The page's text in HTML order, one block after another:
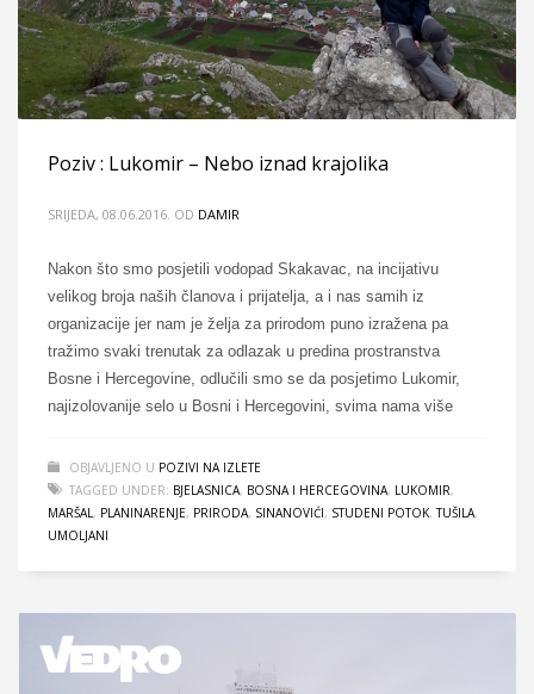
Poziv : Lukomir – Nebo iznad krajolika
SRIJEDA, 08.06.2016. OD DAMIR
Nakon što smo posjetili vodopad Skakavac, na incijativu
velikog broja naših članova i prijatelja, a i nas samih iz
organizacije jer nam je želja za prirodom puno izražena pa
tražimo svaki trenutak za odlazak u predina prostranstva
Bosne i Hercegovine, odlučili smo se da posjetimo Lukomir,
najizolovanije selo u Bosni i Hercegovini, svima nama više
OBJAVLJENO U POZIVI NA IZLETE
TAGGED UNDER: BJELASNICA, BOSNA I HERCEGOVINA, LUKOMIR,
MARŠAL, PLANINARENJE, PRIRODA, SINANOVIĆI, STUDENI POTOK,TUŠILA,
UMOLJANI